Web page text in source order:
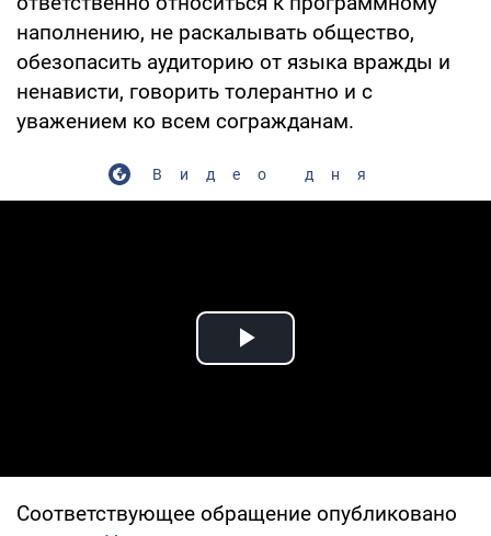
наполнению, не раскалывать общество,
обезопасить аудиторию от языка вражды и
ненависти, говорить толерантно и с
уважением ко всем согражданам.
Видео дня
Play Video
Соответствующее обращение опубликовано